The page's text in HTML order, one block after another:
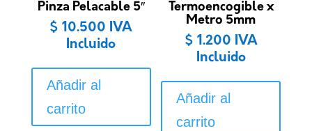
Pinza Pelacable 5″
$ 10.500 IVA
Incluido
Añadir al
carrito
Termoencogible x
Metro 5mm
$ 1.200 IVA
Incluido
Añadir al
carrito